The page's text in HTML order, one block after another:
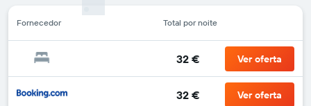
Fornecedor Total por noite
32 € Ver oferta
32 € Ver oferta